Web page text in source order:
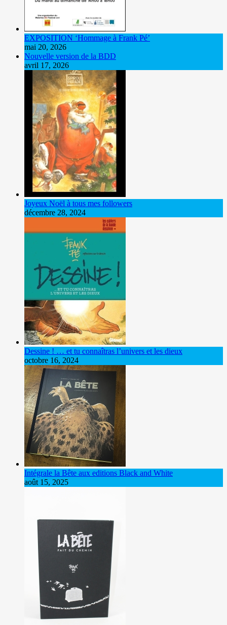
EXPOSITION ‘Hommage à Frank Pé’
mai 20, 2026
Nouvelle version de la BDD
avril 17, 2026
Joyeux Noël à tous mes followers
décembre 28, 2024
Dessine ! … et tu connaîtras l’univers et les dieux
octobre 16, 2024
Intégrale la Bête aux editions Black and White
août 15, 2025